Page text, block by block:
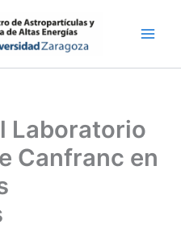
Laboratorio
Canfranc en